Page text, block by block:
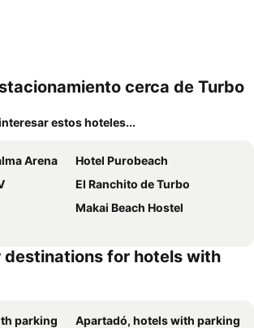
cerca de Turbo
estos hoteles...
Arena
Hotel Purobeach
El Ranchito de Turbo
Makai Beach Hostel
destinations for hotels with
parking
Apartadó, hotels with parking